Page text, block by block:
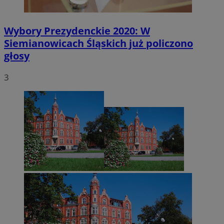
Wybory Prezydenckie 2020: W
Siemianowicach Śląskich już policzono
głosy
3